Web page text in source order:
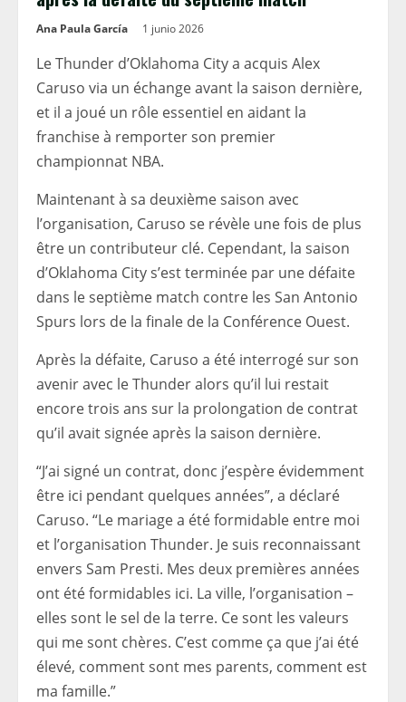
Ana Paula García 1 junio 2026
Le Thunder d’Oklahoma City a acquis Alex
Caruso via un échange avant la saison dernière,
et il a joué un rôle essentiel en aidant la
franchise à remporter son premier
championnat NBA.
Maintenant à sa deuxième saison avec
l’organisation, Caruso se révèle une fois de plus
être un contributeur clé. Cependant, la saison
d’Oklahoma City s’est terminée par une défaite
dans le septième match contre les San Antonio
Spurs lors de la finale de la Conférence Ouest.
Après la défaite, Caruso a été interrogé sur son
avenir avec le Thunder alors qu’il lui restait
encore trois ans sur la prolongation de contrat
qu’il avait signée après la saison dernière.
“J’ai signé un contrat, donc j’espère évidemment
être ici pendant quelques années”, a déclaré
Caruso. “Le mariage a été formidable entre moi
et l’organisation Thunder. Je suis reconnaissant
envers Sam Presti. Mes deux premières années
ont été formidables ici. La ville, l’organisation –
elles sont le sel de la terre. Ce sont les valeurs
qui me sont chères. C’est comme ça que j’ai été
élevé, comment sont mes parents, comment est
ma famille.”